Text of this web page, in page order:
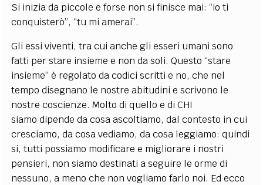
Si inizia da piccole e forse non si finisce mai: “io ti
conquisterò”, “tu mi amerai”.
Gli essi viventi, tra cui anche gli esseri umani sono
fatti per stare insieme e non da soli. Questo “stare
insieme” è regolato da codici scritti e no, che nel
tempo disegnano le nostre abitudini e scrivono le
nostre coscienze. Molto di quello e di CHI
siamo dipende da cosa ascoltiamo, dal contesto in cui
cresciamo, da cosa vediamo, da cosa leggiamo: quindi
si, tutti possiamo modificare e migliorare i nostri
pensieri, non siamo destinati a seguire le orme di
nessuno, a meno che non vogliamo farlo noi. Ed ecco